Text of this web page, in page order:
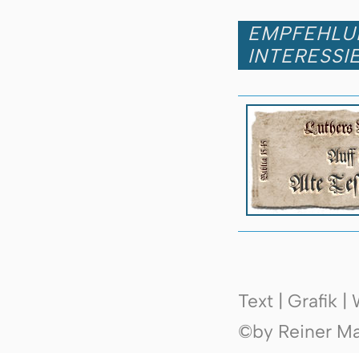
Text | Grafik |
©by Reiner